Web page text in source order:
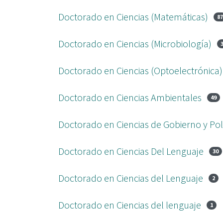
Doctorado en Ciencias (Matemáticas) 87
Doctorado en Ciencias (Microbiología)
Doctorado en Ciencias (Optoelectrónica)
Doctorado en Ciencias Ambientales 49
Doctorado en Ciencias de Gobierno y
Doctorado en Ciencias Del Lenguaje 30
Doctorado en Ciencias del Lenguaje 2
Doctorado en Ciencias del lenguaje 1